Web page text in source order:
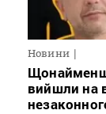
Новини
вийшли на